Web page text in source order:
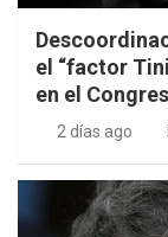
el “factor
en el
2 días ago